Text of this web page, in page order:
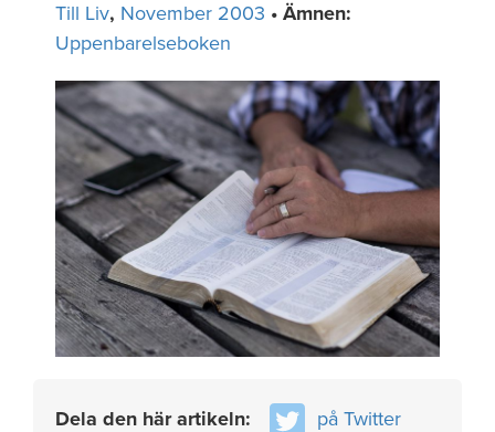
Till Liv, November 2003 • Ämnen:
Uppenbarelseboken
Dela den här artikeln:
på Twitter